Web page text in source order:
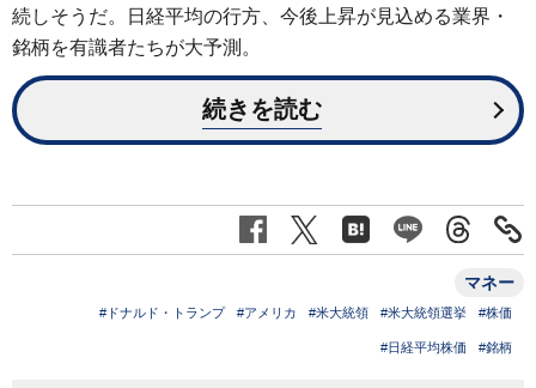
続しそうだ。日経平均の行方、今後上昇が見込める業界・
銘柄を有識者たちが大予測。
続きを読む
マネー
#ドナルド・トランプ #アメリカ #米大統領 #米大統領選挙 #株価
#日経平均株価 #銘柄